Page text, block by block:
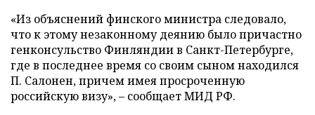
«Из объяснений финского министра следовало,
что к этому незаконному деянию было причастно
генконсульство Финляндии в Санкт-Петербурге,
где в последнее время со своим сыном находился
П. Салонен, причем имея просроченную
российскую визу», – сообщает МИД РФ.